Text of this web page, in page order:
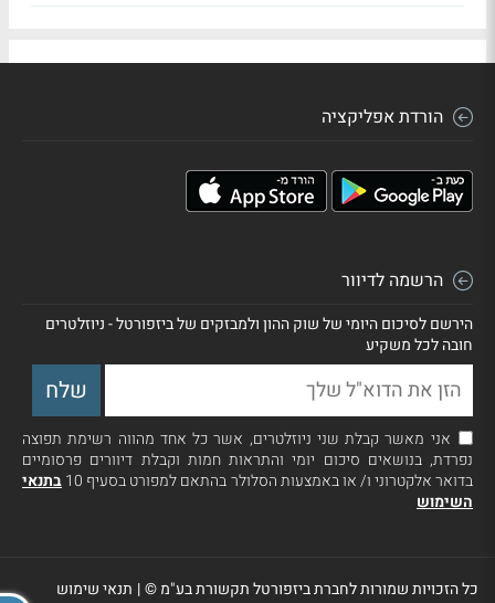
הורדת אפליקציה
הרשמה לדיוור
הירשם לסיכום היומי של שוק ההון ולמבזקים של ביזפורטל - ניוזלטרים
חובה לכל משקיע
אני מאשר קבלת שני ניוזלטרים, אשר כל אחד מהווה רשימת תפוצה
נפרדת, בנושאים סיכום יומי והתראות חמות וקבלת דיוורים פרסומיים
בדואר אלקטרוני ו/ או באמצעות הסלולר בהתאם למפורט בסעיף 10
בתנאי
השימוש
כל הזכויות שמורות לחברת ביזפורטל תקשורת בע"מ ©| תנאי שימוש